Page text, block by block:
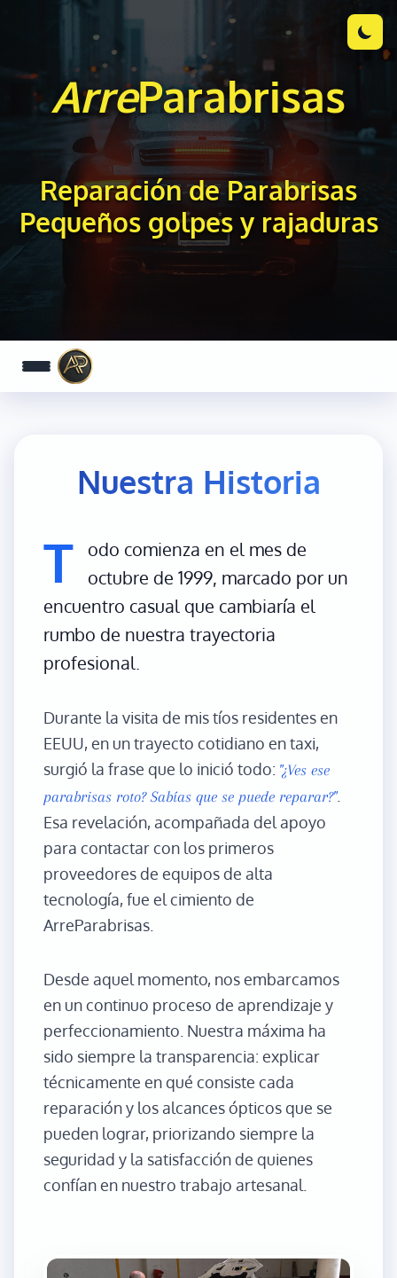
ArreParabrisas
Reparación de Parabrisas
Pequeños golpes y rajaduras
Nuestra Historia
T
odo comienza en el mes de
octubre de 1999, marcado por un
encuentro casual que cambiaría el
rumbo de nuestra trayectoria
profesional.
Durante la visita de mis tíos residentes en
EEUU, en un trayecto cotidiano en taxi,
surgió la frase que lo inició todo: "¿Ves ese
parabrisas roto? Sabías que se puede reparar?".
Esa revelación, acompañada del apoyo
para contactar con los primeros
proveedores de equipos de alta
tecnología, fue el cimiento de
ArreParabrisas.
Desde aquel momento, nos embarcamos
en un continuo proceso de aprendizaje y
perfeccionamiento. Nuestra máxima ha
sido siempre la transparencia: explicar
técnicamente en qué consiste cada
reparación y los alcances ópticos que se
pueden lograr, priorizando siempre la
seguridad y la satisfacción de quienes
confían en nuestro trabajo artesanal.